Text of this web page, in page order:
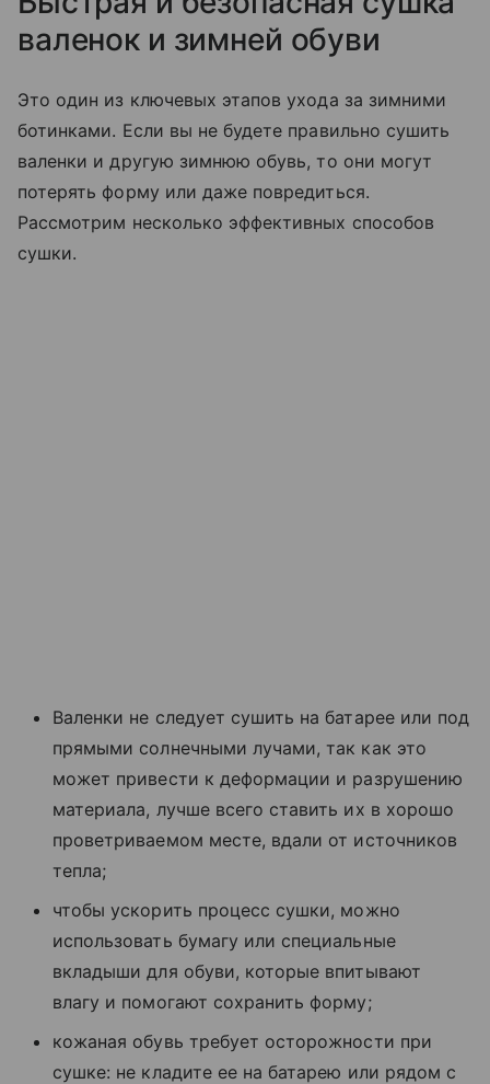
валенок и зимней обуви
Это один из ключевых этапов ухода за зимними
ботинками. Если вы не будете правильно сушить
валенки и другую зимнюю обувь, то они могут
потерять форму или даже повредиться.
Рассмотрим несколько эффективных способов
сушки.
Валенки не следует сушить на батарее или под
прямыми солнечными лучами, так как это
может привести к деформации и разрушению
материала, лучше всего ставить их в хорошо
проветриваемом месте, вдали от источников
тепла;
чтобы ускорить процесс сушки, можно
использовать бумагу или специальные
вкладыши для обуви, которые впитывают
влагу и помогают сохранить форму;
кожаная обувь требует осторожности при
сушке: не кладите ее на батарею или рядом с